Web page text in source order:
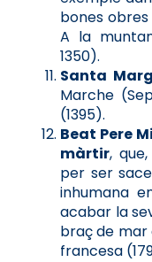
bones
A la
1350).
Santa
Marche
(1395).
Beat Pere
màrtir,
per ser
inhumana
acabar la
braç de mar
francesa